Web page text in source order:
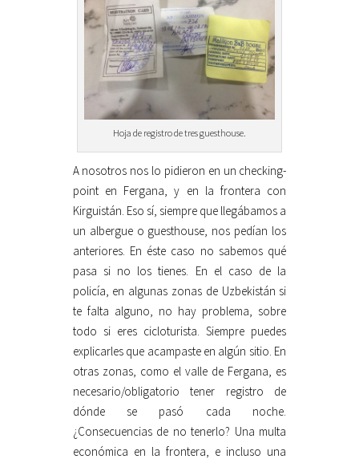
Hoja de registro de tres guesthouse.
A nosotros nos lo pidieron en un checking-
point en Fergana, y en la frontera con
Kirguistán. Eso sí, siempre que llegábamos a
un albergue o guesthouse, nos pedían los
anteriores. En éste caso no sabemos qué
pasa si no los tienes. En el caso de la
policía, en algunas zonas de Uzbekistán si
te falta alguno, no hay problema, sobre
todo si eres cicloturista. Siempre puedes
explicarles que acampaste en algún sitio. En
otras zonas, como el valle de Fergana, es
necesario/obligatorio tener registro de
dónde se pasó cada noche.
¿Consecuencias de no tenerlo? Una multa
económica en la frontera, e incluso una